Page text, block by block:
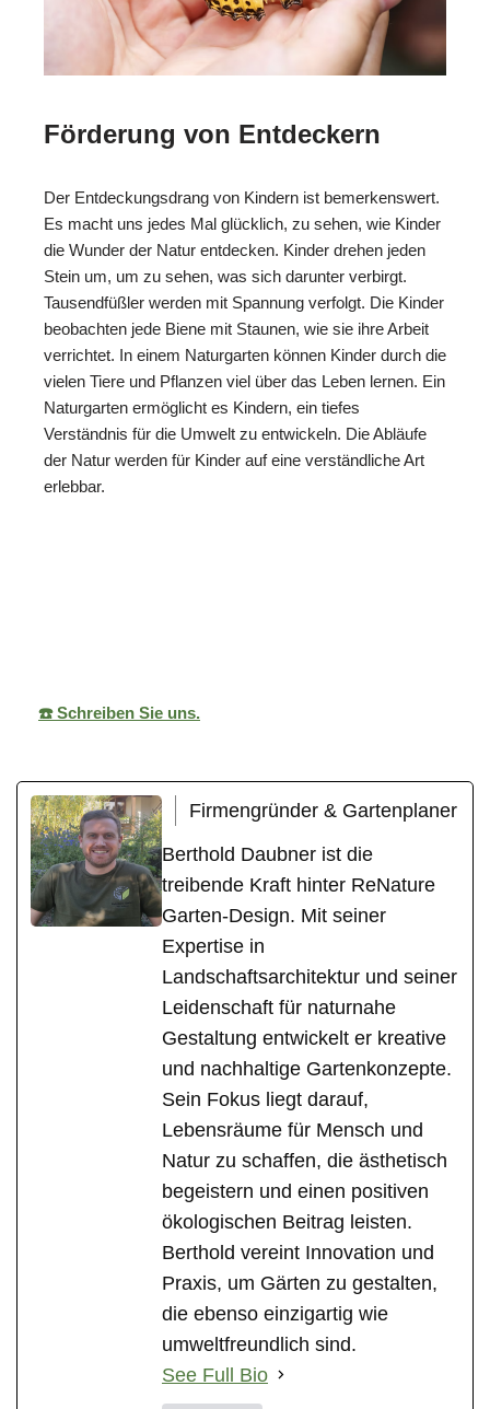
Förderung von Entdeckern
Der Entdeckungsdrang von Kindern ist bemerkenswert.
Es macht uns jedes Mal glücklich, zu sehen, wie Kinder
die Wunder der Natur entdecken. Kinder drehen jeden
Stein um, um zu sehen, was sich darunter verbirgt.
Tausendfüßler werden mit Spannung verfolgt. Die Kinder
beobachten jede Biene mit Staunen, wie sie ihre Arbeit
verrichtet. In einem Naturgarten können Kinder durch die
vielen Tiere und Pflanzen viel über das Leben lernen. Ein
Naturgarten ermöglicht es Kindern, ein tiefes
Verständnis für die Umwelt zu entwickeln. Die Abläufe
der Natur werden für Kinder auf eine verständliche Art
erlebbar.
☎️ Schreiben Sie uns.
Firmengründer & Gartenplaner
Berthold Daubner ist die
treibende Kraft hinter ReNature
Garten-Design. Mit seiner
Expertise in
Landschaftsarchitektur und seiner
Leidenschaft für naturnahe
Gestaltung entwickelt er kreative
und nachhaltige Gartenkonzepte.
Sein Fokus liegt darauf,
Lebensräume für Mensch und
Natur zu schaffen, die ästhetisch
begeistern und einen positiven
ökologischen Beitrag leisten.
Berthold vereint Innovation und
Praxis, um Gärten zu gestalten,
die ebenso einzigartig wie
umweltfreundlich sind.
See Full Bio